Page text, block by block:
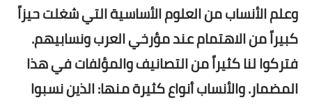
وعلم الأنساب من العلوم الأساسية التي شغلت حيزاً
كبيراً من الاهتمام عند مؤرخي العرب ونسابيهم.
فتركوا لنا كثيراً من التصانيف والمؤلفات في هذا
المضمار. والأنساب أنواع كثيرة منها: الذين نسبوا